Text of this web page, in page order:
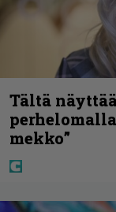
Tältä
mekko”